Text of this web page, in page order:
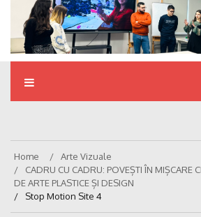
Home
Arte Vizuale
CADRU CU CADRU: POVEȘTI ÎN MIȘCARE
DE ARTE PLASTICE ȘI DESIGN
Stop Motion Site 4